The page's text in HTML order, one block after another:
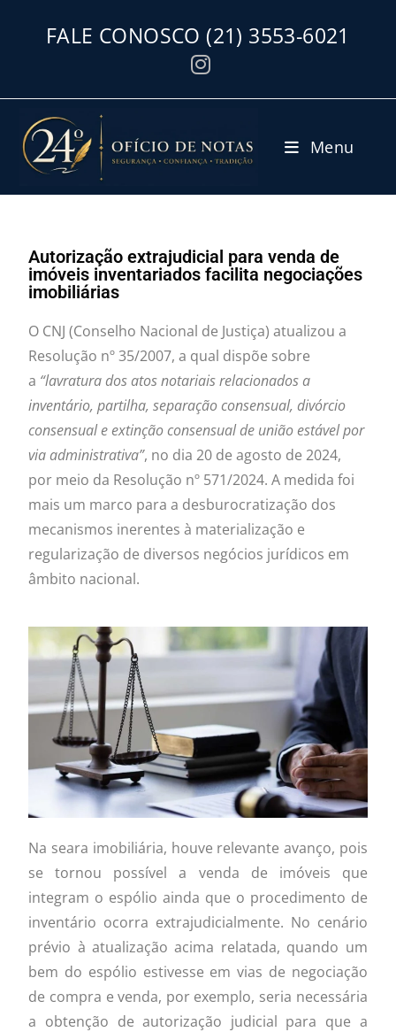
FALE CONOSCO (21) 3553-6021
Menu
Autorização extrajudicial para venda de
imóveis inventariados facilita negociações
imobiliárias
O CNJ (Conselho Nacional de Justiça) atualizou a
Resolução nº 35/2007, a qual dispõe sobre
a “lavratura dos atos notariais relacionados a
inventário, partilha, separação consensual, divórcio
consensual e extinção consensual de união estável por
via administrativa”, no dia 20 de agosto de 2024,
por meio da Resolução nº 571/2024. A medida foi
mais um marco para a desburocratização dos
mecanismos inerentes à materialização e
regularização de diversos negócios jurídicos em
âmbito nacional.
Na seara imobiliária, houve relevante avanço, pois
se tornou possível a venda de imóveis que
integram o espólio ainda que o procedimento de
inventário ocorra extrajudicialmente. No cenário
prévio à atualização acima relatada, quando um
bem do espólio estivesse em vias de negociação
de compra e venda, por exemplo, seria necessária
a obtenção de autorização judicial para que a